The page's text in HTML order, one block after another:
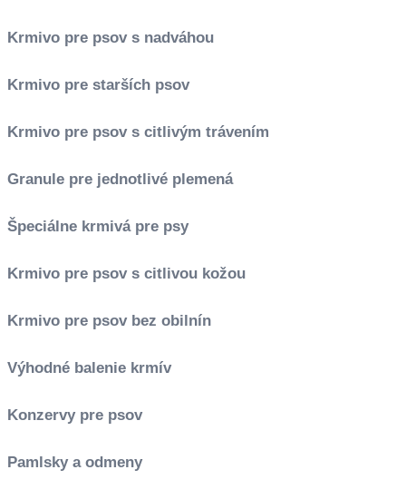
Krmivo pre psov s nadváhou
Krmivo pre starších psov
Krmivo pre psov s citlivým trávením
Granule pre jednotlivé plemená
Špeciálne krmivá pre psy
Krmivo pre psov s citlivou kožou
Krmivo pre psov bez obilnín
Výhodné balenie krmív
Konzervy pre psov
Pamlsky a odmeny